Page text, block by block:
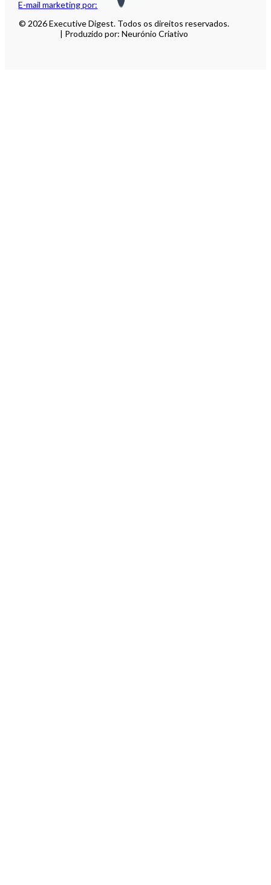
E-mail marketing por:
© 2026 Executive Digest. Todos os direitos reservados.
| Produzido por: Neurónio Criativo